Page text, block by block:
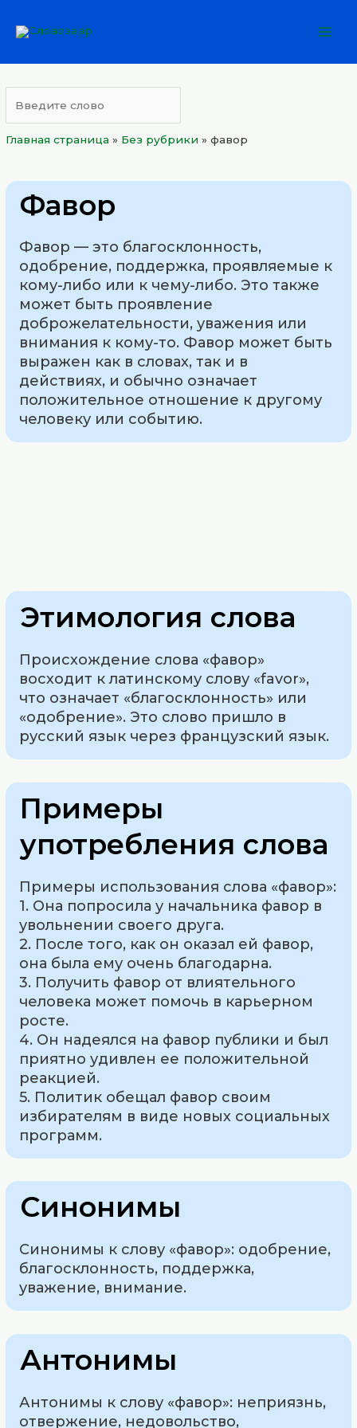
Главная страница » Без рубрики »фавор
Фавор
Фавор — это благосклонность,
одобрение, поддержка, проявляемые к
кому-либо или к чему-либо. Это также
может быть проявление
доброжелательности, уважения или
внимания к кому-то. Фавор может быть
выражен как в словах, так и в
действиях, и обычно означает
положительное отношение к другому
человеку или событию.
Этимология слова
Происхождение слова «фавор»
восходит к латинскому слову «favor»,
что означает «благосклонность» или
«одобрение». Это слово пришло в
русский язык через французский язык.
Примеры
употребления слова
Примеры использования слова «фавор»:
1. Она попросила у начальника фавор в
увольнении своего друга.
2. После того, как он оказал ей фавор,
она была ему очень благодарна.
3. Получить фавор от влиятельного
человека может помочь в карьерном
росте.
4. Он надеялся на фавор публики и был
приятно удивлен ее положительной
реакцией.
5. Политик обещал фавор своим
избирателям в виде новых социальных
программ.
Синонимы
Синонимы к слову «фавор»: одобрение,
благосклонность, поддержка,
уважение, внимание.
Антонимы
Антонимы к слову «фавор»: неприязнь,
отвержение, недовольство,